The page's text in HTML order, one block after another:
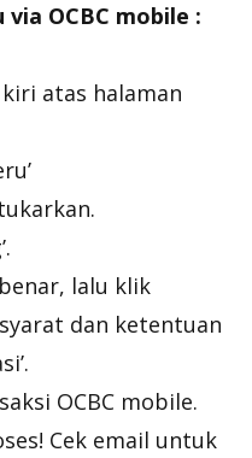
OCBC mobile :
atas halaman
lalu klik
dan ketentuan
OCBC mobile.
Cek email untuk